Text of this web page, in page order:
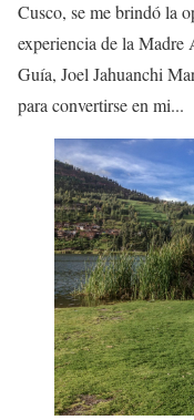
Cusco, se me brindó la
experiencia de la Madre
Guía, Joel Jahuanchi
para convertirse en mi...